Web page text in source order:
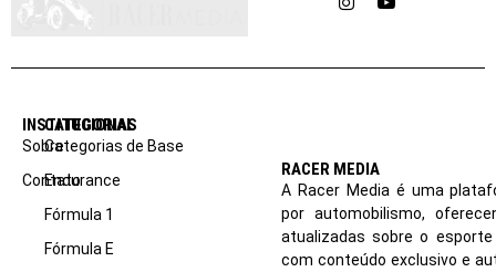
InstagramYouTube
INSTITUCIONAL
Sobre
Contato
CATEGORIAS
Categorias de Base
Endurance
Fórmula 1
Fórmula E
RACER MEDIA
A Racer Media é uma
por automobilismo,
atualizadas sobre o
com conteúdo exclusivo e